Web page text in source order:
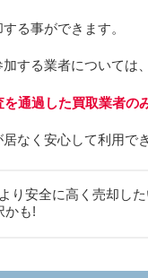
る事ができます。
する業者については、
通過した買取業者の
なく安心して利用で
り安全に高く売却し
かも!